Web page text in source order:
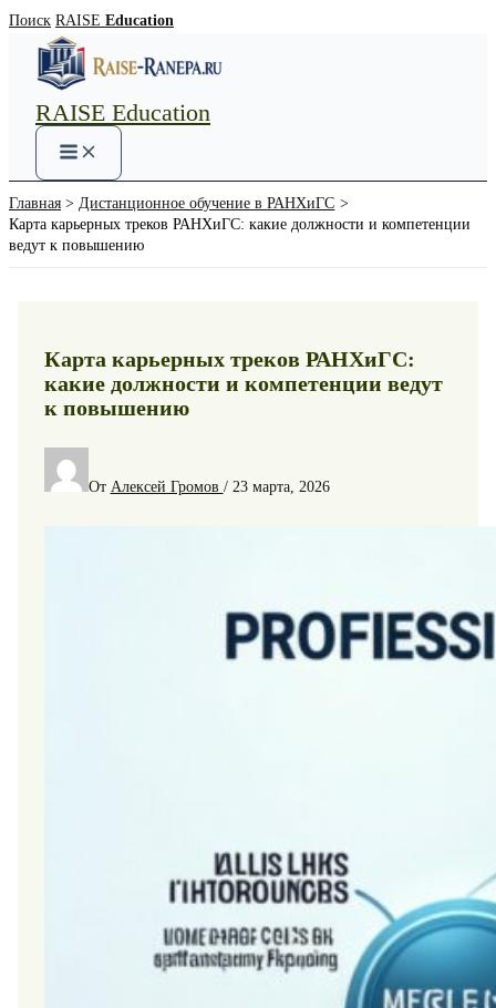
Перейти
содержимому
Поиск RAISE Education
RAISE Education
Main
Menu
Главная
Дистанционное обучение в РАНХиГС
Карта карьерных треков РАНХиГС: какие должности и компетенции
ведут к повышению
Карта карьерных треков РАНХиГС:
какие должности и компетенции ведут
к повышению
От Алексей Громов / 23 марта, 2026